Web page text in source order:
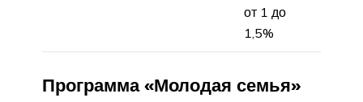
от 1 до
1,5%
Программа «Молодая семья»